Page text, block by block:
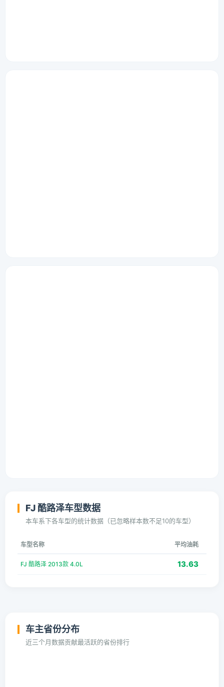
FJ 酷路泽车型数据
本车系下各车型的统计数据（已忽略样本数不足10的车型）
车型名称 平均油耗
FJ 酷路泽 2013款 4.0L 13.63
车主省份分布
近三个月数据贡献最活跃的省份排行